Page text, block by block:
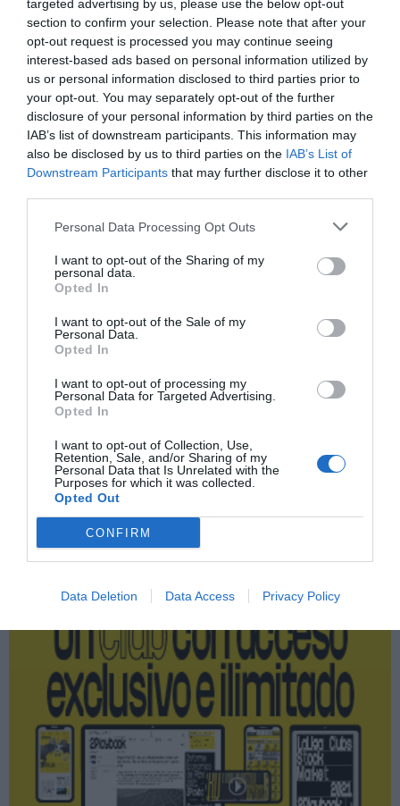
targeted advertising by us, please use the below opt-out
section to confirm your selection. Please note that after your
opt-out request is processed you may continue seeing
interest-based ads based on personal information utilized by
us or personal information disclosed to third parties prior to
your opt-out. You may separately opt-out of the further
disclosure of your personal information by third parties on the
IAB’s list of downstream participants. This information may
also be disclosed by us to third parties on the IAB’s List of
Downstream Participants that may further disclose it to other
Personal Data Processing Opt Outs
I want to opt-out of the Sharing of my
personal data.
Opted In
I want to opt-out of the Sale of my
Personal Data.
Opted In
I want to opt-out of processing my
Personal Data for Targeted Advertising.
Opted In
I want to opt-out of Collection, Use,
Retention, Sale, and/or Sharing of my
Personal Data that Is Unrelated with the
Purposes for which it was collected.
Opted Out
CONFIRM
Data Deletion Data Access Privacy Policy
Índex2P
Generalitat de Catalunya
como más de 19.000 contratos de patrocinio en el
mercado español, segmentados por competición,
tipología de activos, marcas, categorías de producto y
valor económico aproximado de cada acuerdo. Si
quieres más información, contacta con nosotros a
través deintelligence@2playbook.com
Añadir2Playbookcomo fuente preferida de Google
de forma gratuita
Mantente informado con las últimas noticias de actualidad.
Compartir
Publicidad
2Playbook Club2P